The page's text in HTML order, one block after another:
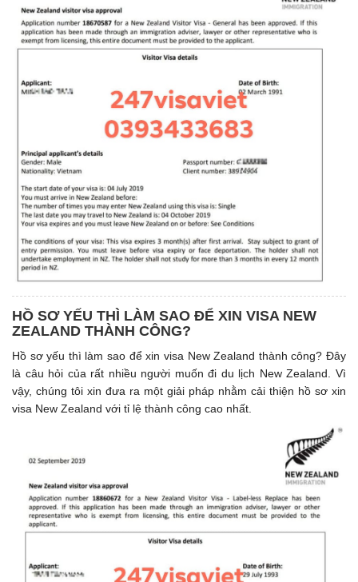
HỒ SƠ YẾU THÌ LÀM SAO ĐỂ XIN VISA NEW
ZEALAND THÀNH CÔNG?
Hồ sơ yếu thì làm sao để xin visa New Zealand thành công? Đây
là câu hỏi của rất nhiều người muốn đi du lịch New Zealand. Vì
vậy, chúng tôi xin đưa ra một giải pháp nhằm cải thiện hồ sơ xin
visa New Zealand với tỉ lệ thành công cao nhất.